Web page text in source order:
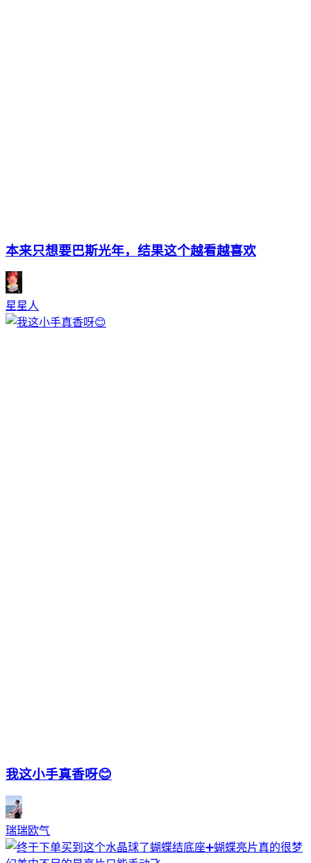
本来只想要巴斯光年，结果这个越看越喜欢
星星人
我这小手真香呀😊
瑞瑞欧气